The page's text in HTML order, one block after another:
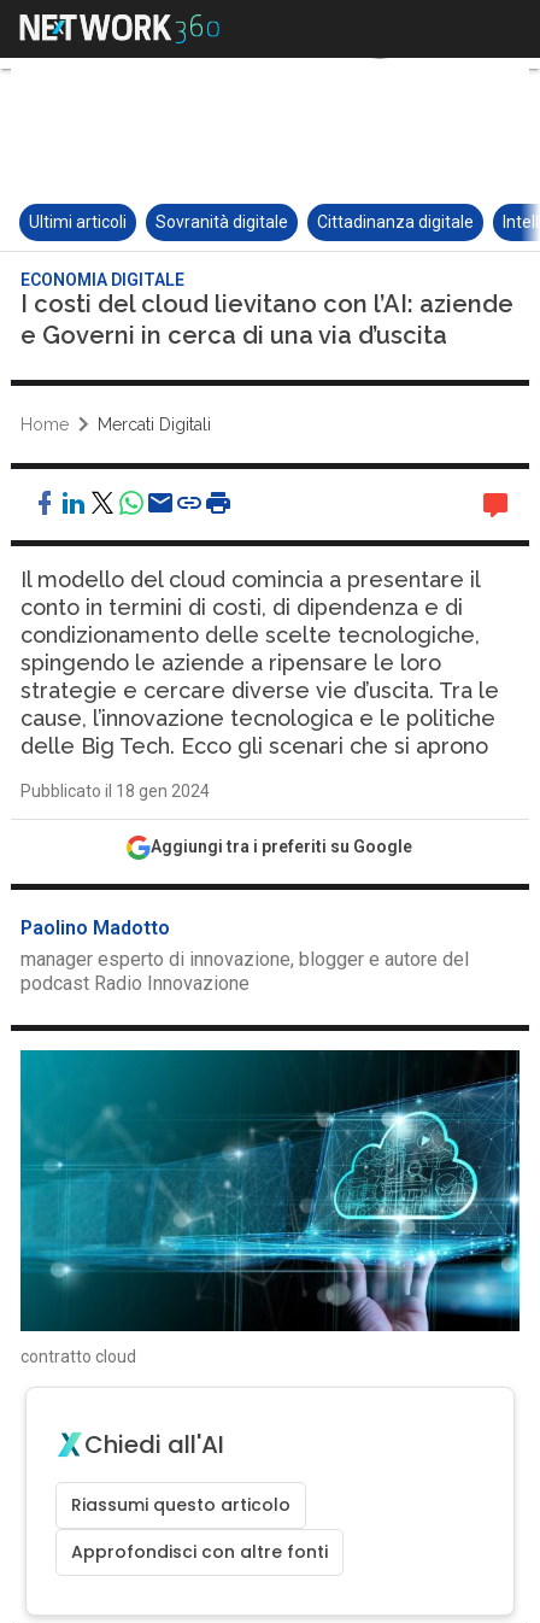
Ultimi articoli Sovranità digitale Cittadinanza digitale
ECONOMIA DIGITALE
I costi del cloud lievitano con l’AI: aziende
e Governi in cerca di una via d’uscita
Home Mercati Digitali
Il modello del cloud comincia a presentare il
conto in termini di costi, di dipendenza e di
condizionamento delle scelte tecnologiche,
spingendo le aziende a ripensare le loro
strategie e cercare diverse vie d’uscita. Tra le
cause, l’innovazione tecnologica e le politiche
delle Big Tech. Ecco gli scenari che si aprono
Pubblicato il 18 gen 2024
Aggiungi tra i preferiti su Google
Paolino Madotto
manager esperto di innovazione, blogger e autore del
podcast Radio Innovazione
contratto cloud
Chiedi all'AI
Riassumi questo articolo
Approfondisci con altre fonti